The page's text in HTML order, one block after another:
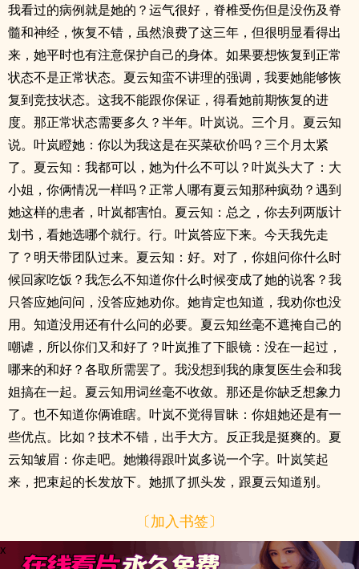
我看过的病例就是她的？运气很好，脊椎受伤但是没伤及脊
髓和神经，恢复不错，虽然浪费了这三年，但很明显看得出
来，她平时也有注意保护自己的身体。如果要想恢复到正常
状态不是正常状态。夏云知蛮不讲理的强调，我要她能够恢
复到竞技状态。这我不能跟你保证，得看她前期恢复的进
度。那正常状态需要多久？半年。叶岚说。三个月。夏云知
说。叶岚瞪她：你以为我这是在买菜砍价吗？三个月太紧
了。夏云知：我都可以，她为什么不可以？叶岚头大了：大
小姐，你俩情况一样吗？正常人哪有夏云知那种疯劲？遇到
她这样的患者，叶岚都害怕。夏云知：总之，你去列两版计
划书，看她选哪个就行。行。叶岚答应下来。今天我先走
了？明天带团队过来。夏云知：好。对了，你姐问你什么时
候回家吃饭？我怎么不知道你什么时候变成了她的说客？我
只答应她问问，没答应她劝你。她肯定也知道，我劝你也没
用。知道没用还有什么问的必要。夏云知丝毫不遮掩自己的
嘲谑，所以你们又和好了？叶岚推了下眼镜：没在一起过，
哪来的和好？各取所需罢了。我没想到我的康复医生会和我
姐搞在一起。夏云知用词丝毫不收敛。那还是你缺乏想象力
了。也不知道你俩谁瞎。叶岚不觉得冒昧：你姐她还是有一
些优点。比如？技术不错，出手大方。反正我是挺爽的。夏
云知皱眉：你走吧。她懒得跟叶岚多说一个字。叶岚笑起
来，把束起的长发放下。她抓了抓头发，跟夏云知道别。
〔加入书签〕
x